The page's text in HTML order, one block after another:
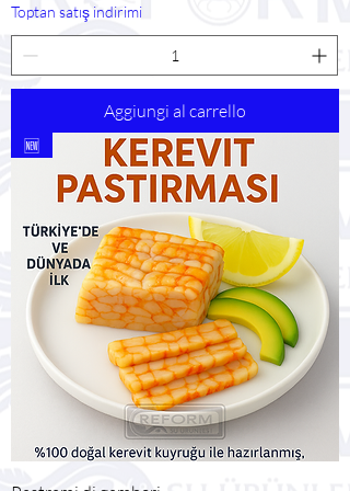
Toptan satış indirimi
Aggiungi al carrello
🆕